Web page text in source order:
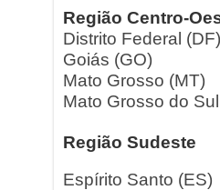
Região Centro-
Distrito Federal (DF)
Goiás (GO)
Mato Grosso (MT)
Mato Grosso do
Região Sudeste
Espírito Santo (ES)